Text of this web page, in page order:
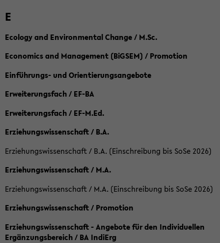
E
Ecology and Environmental Change / M.Sc.
Economics and Management (BiGSEM) / Promotion
Einführungs- und Orientierungsangebote
Erweiterungsfach / EF-BA
Erweiterungsfach / EF-M.Ed.
Erziehungswissenschaft / B.A.
Erziehungswissenschaft / B.A. (Einschreibung bis SoSe 2026)
Erziehungswissenschaft / M.A.
Erziehungswissenschaft / M.A. (Einschreibung bis SoSe 2026)
Erziehungswissenschaft / Promotion
Erziehungswissenschaft - Angebote für den Individuellen
Ergänzungsbereich / BA IndiErg